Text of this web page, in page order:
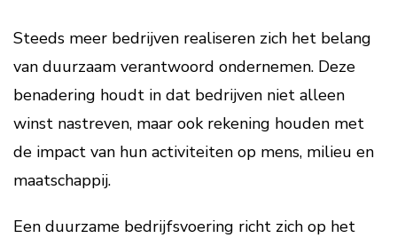
Steeds meer bedrijven realiseren zich het belang
van duurzaam verantwoord ondernemen. Deze
benadering houdt in dat bedrijven niet alleen
winst nastreven, maar ook rekening houden met
de impact van hun activiteiten op mens, milieu en
maatschappij.
Een duurzame bedrijfsvoering richt zich op het